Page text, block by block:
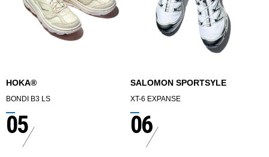
HOKA®︎
BONDI B3 LS
SALOMON SPORTSYLE
XT-6 EXPANSE
05 06